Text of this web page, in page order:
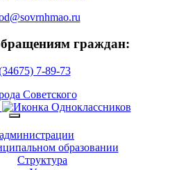
граждан:
7-89-73
образовании
Структура